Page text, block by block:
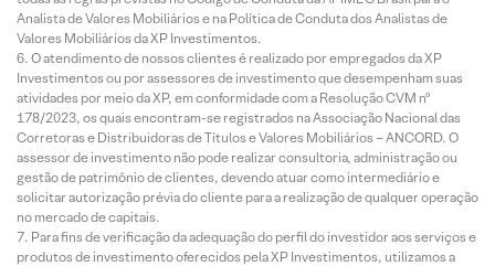
Analista de Valores Mobiliários e na Política de Conduta dos Analistas de
Valores Mobiliários da XP Investimentos.
O atendimento de nossos clientes é realizado por empregados da XP
Investimentos ou por assessores de investimento que desempenham suas
atividades por meio da XP, em conformidade com a Resolução CVM nº
178/2023, os quais encontram-se registrados na Associação Nacional das
Corretoras e Distribuidoras de Títulos e Valores Mobiliários – ANCORD. O
assessor de investimento não pode realizar consultoria, administração ou
gestão de patrimônio de clientes, devendo atuar como intermediário e
solicitar autorização prévia do cliente para a realização de qualquer operação
no mercado de capitais.
Para fins de verificação da adequação do perfil do investidor aos serviços e
produtos de investimento oferecidos pela XP Investimentos, utilizamos a